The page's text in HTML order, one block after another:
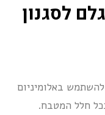
לסגנון
באלומיניום
חלל המטבח.